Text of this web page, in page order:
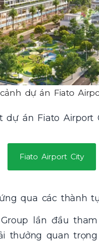
dự án Fiato
án Fiato Airport
Fiato Airport City
qua các thành
lần đầu
thưởng quan